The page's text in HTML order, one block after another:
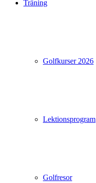
Träning
Golfkurser 2026
Lektionsprogram
Golfresor